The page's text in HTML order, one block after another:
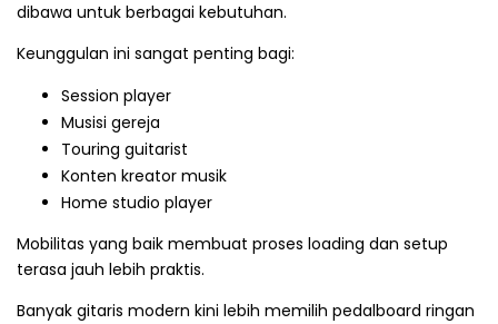
dibawa untuk berbagai kebutuhan.
Keunggulan ini sangat penting bagi:
Session player
Musisi gereja
Touring guitarist
Konten kreator musik
Home studio player
Mobilitas yang baik membuat proses loading dan setup
terasa jauh lebih praktis.
Banyak gitaris modern kini lebih memilih pedalboard ringan